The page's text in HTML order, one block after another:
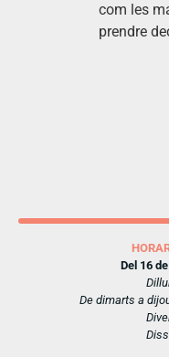
com les
prendre
Del 16
De dimarts a